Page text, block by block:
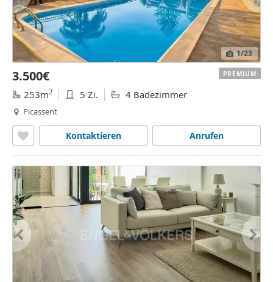
1/23
3.500€
253m2 5 Zi. 4 Badezimmer
Picassent
Anrufen
Kontaktieren
PREMIUM